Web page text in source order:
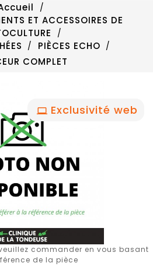
ET ACCESSOIRES DE
PIÈCES ECHO
COMPLET
Exclusivité web
commander en vous basant
de la pièce